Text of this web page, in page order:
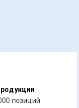
позиций